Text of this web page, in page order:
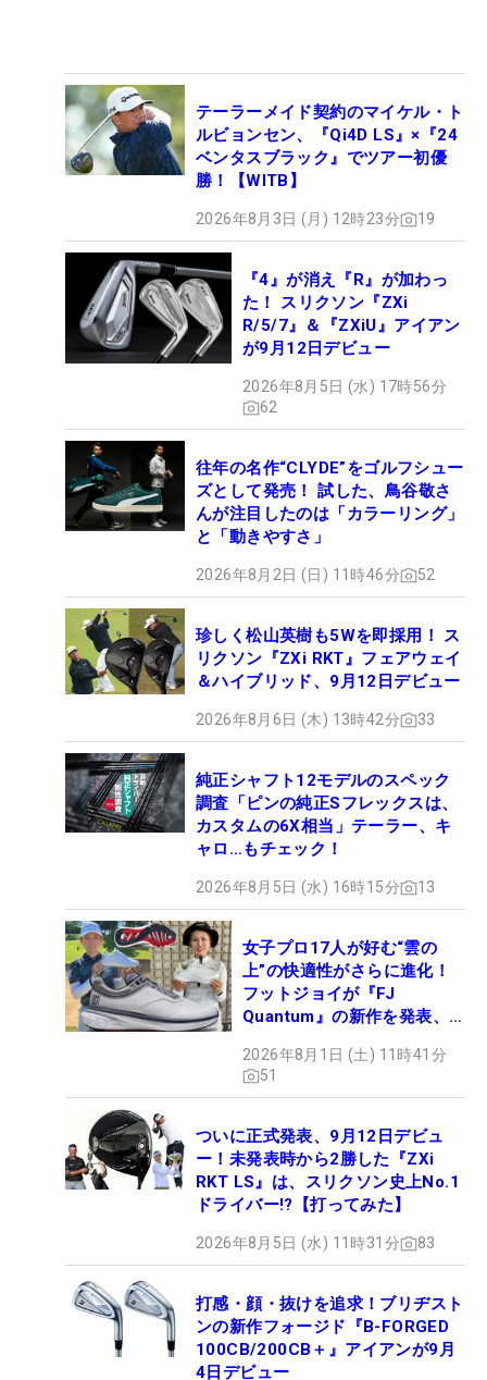
テーラーメイド契約のマイケル・ト
ルビョンセン、『Qi4D LS』×『24
ベンタスブラック』でツアー初優
勝！【WITB】
2026年8月3日 (月) 12時23分 19
『4』が消え『R』が加わっ
た！ スリクソン『ZXi
R/5/7』＆『ZXiU』アイアン
が9月12日デビュー
2026年8月5日 (水) 17時56分
62
往年の名作“CLYDE”をゴルフシュー
ズとして発売！ 試した、鳥谷敬さ
んが注目したのは「カラーリング」
と「動きやすさ」
2026年8月2日 (日) 11時46分 52
珍しく松山英樹も5Wを即採用！ ス
リクソン『ZXi RKT』フェアウェイ
＆ハイブリッド、9月12日デビュー
2026年8月6日 (木) 13時42分 33
純正シャフト12モデルのスペック
調査「ピンの純正Sフレックスは、
カスタムの6X相当」テーラー、キ
ャロ…もチェック！
2026年8月5日 (水) 16時15分 13
女子プロ17人が好む“雲の
上”の快適性がさらに進化！
フットジョイが『FJ
Quantum』の新作を発表、8
2026年8月1日 (土) 11時41分
51
ついに正式発表、9月12日デビュ
ー！未発表時から2勝した『ZXi
RKT LS』は、スリクソン史上No.1
ドライバー!?【打ってみた】
2026年8月5日 (水) 11時31分 83
打感・顔・抜けを追求！ブリヂスト
ンの新作フォージド『B-FORGED
100CB/200CB＋』アイアンが9月
4日デビュー